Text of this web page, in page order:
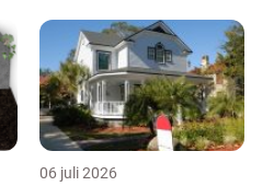
06 juli 2026